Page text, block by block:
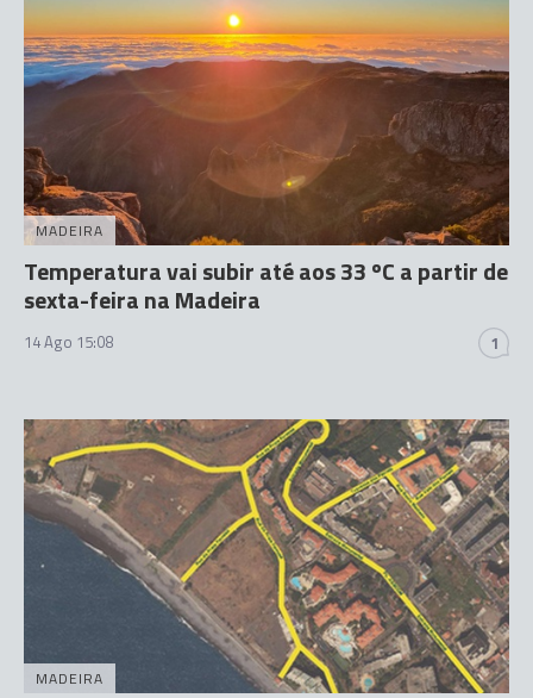
MADEIRA
Temperatura vai subir até aos 33 ºC a partir de
sexta-feira na Madeira
14 Ago 15:08 1
MADEIRA